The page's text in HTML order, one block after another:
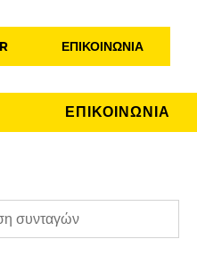
ΕΠΙΚΟΙΝΩΝΊΑ
ΕΠΙΚΟΙΝΩΝΙΑ